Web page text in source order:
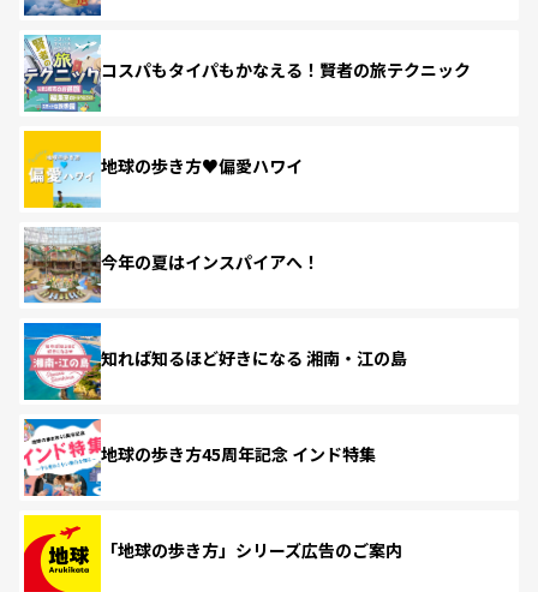
コスパもタイパもかなえる！賢者の旅テクニック
地球の歩き方♥偏愛ハワイ
今年の夏はインスパイアへ！
知れば知るほど好きになる 湘南・江の島
地球の歩き方45周年記念 インド特集
「地球の歩き方」シリーズ広告のご案内